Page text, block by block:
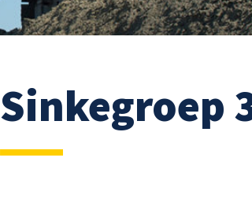
Sinkegroep